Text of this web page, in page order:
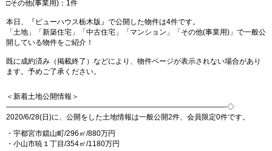
□その他(事業用)：1件
本日、『ビューハウス栃木版』で公開した物件は4件です。
「土地」「新築住宅」「中古住宅」「マンション」「その他(事業用)」で一般公
開している物件をご紹介！
既に成約済み（掲載終了）などにより、物件ページが表示されない場合があり
ます。予めご了承ください。
＜新着土地公開情報＞
——————————————————————————————-◇
2020/6/28(日)に、公開をした土地情報は一般公開2件、会員限定0件です。
・宇都宮市鐺山町/296㎡/880万円
・小山市暁１丁目/354㎡/1180万円